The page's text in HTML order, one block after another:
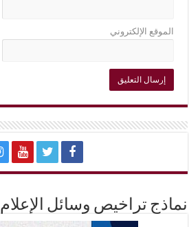
الموقع الإلكتروني
نماذج تراخيص وسائل الإعلام